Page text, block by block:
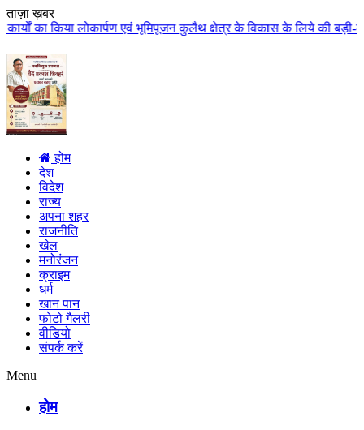
ताज़ा ख़बर
भूमिपूजन कुलैथ क्षेत्र के विकास के लिये की बड़ी-बड़ी सौगातों की घोषणा
होम
देश
विदेश
राज्य
अपना शहर
राजनीति
खेल
मनोरंजन
क्राइम
धर्म
खान पान
फोटो गैलरी
वीडियो
संपर्क करें
Menu
होम